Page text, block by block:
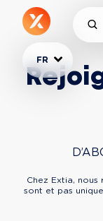
FR
Chez Extia, nous
sont et pas